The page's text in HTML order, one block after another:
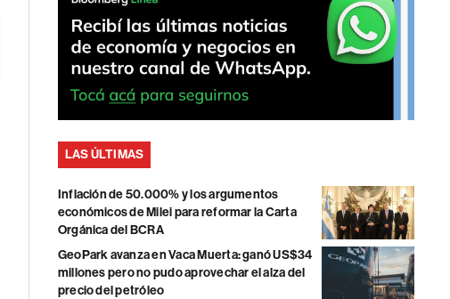
LAS ÚLTIMAS
Inflación de 50.000% y los argumentos
económicos de Milei para reformar la Carta
Orgánica del BCRA
GeoPark avanza en Vaca Muerta: ganó US$34
millones pero no pudo aprovechar el alza del
precio del petróleo